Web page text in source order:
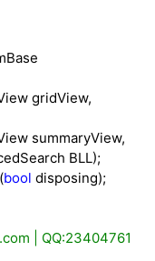
gridView,
summaryView,
BLL);
bool disposing);
| QQ:23404761